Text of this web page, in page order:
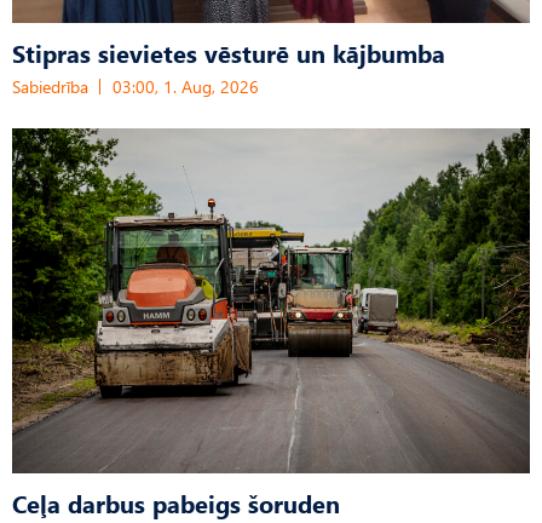
Stipras sievietes vēsturē un kājbumba
Sabiedrība 03:00, 1. Aug, 2026
Ceļa darbus pabeigs šoruden